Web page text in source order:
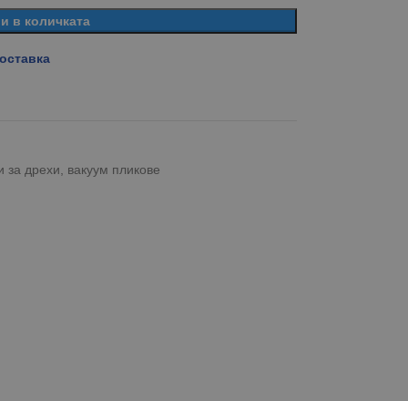
в количката
за дрехи, вакуум пликове